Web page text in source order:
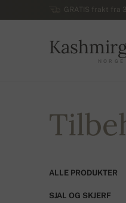
GRATIS frakt fra
NORGE
ALLE PRODUKTER
SJAL OG SKJERF